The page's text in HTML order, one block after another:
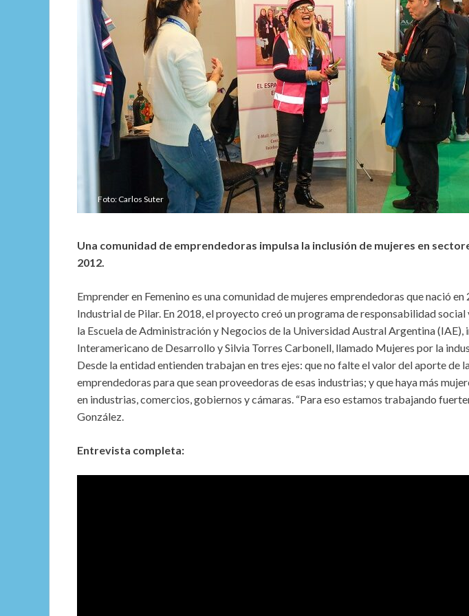
Foto: Carlos Suter
Una comunidad de emprendedoras impulsa la inclusión de mujeres en
2012.
Emprender en Femenino es una comunidad de mujeres emprendedoras que nació en
Industrial de Pilar. En 2018, el proyecto creó un programa de responsabilidad
la Escuela de Administración y Negocios de la Universidad Austral Argentina (IAE),
Interamericano de Desarrollo y Silvia Torres Carbonell, llamado Mujeres por la
Desde la entidad entienden trabajan en tres ejes: que no falte el valor del aporte de
emprendedoras para que sean proveedoras de esas industrias; y que haya más
en industrias, comercios, gobiernos y cámaras. “Para eso estamos trabajando
González.
Entrevista completa: